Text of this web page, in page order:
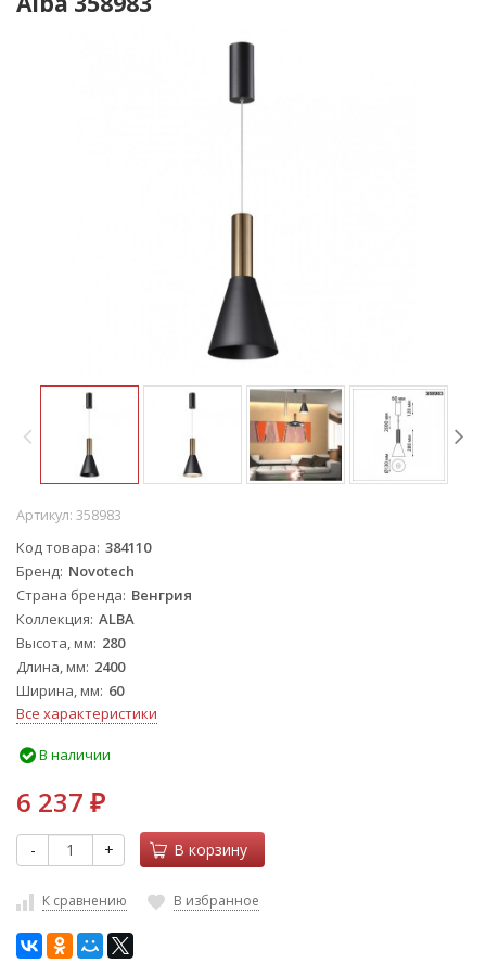
Артикул: 358983
Код товара 384110
Бренд Novotech
Страна бренда Венгрия
Коллекция ALBA
Высота, мм 280
Длина, мм 2400
Ширина, мм 60
Все характеристики
В наличии
6 237 ₽
- + В корзину
К сравнению В избранное